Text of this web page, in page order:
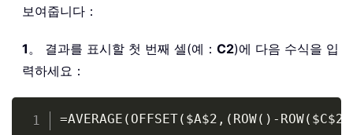
보여줍니다：
1。 결과를 표시할 첫 번째 셀(예： C2)에 다음 수식을 입
력하세요：
=AVERAGE(OFFSET($A$2,(ROW()-Copy